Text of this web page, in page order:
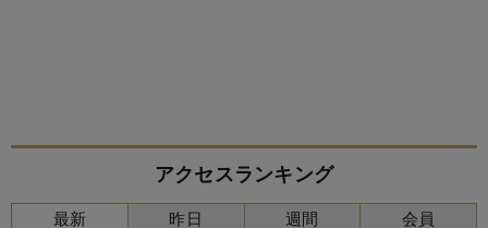
アクセスランキング
最新 昨日 週間 会員